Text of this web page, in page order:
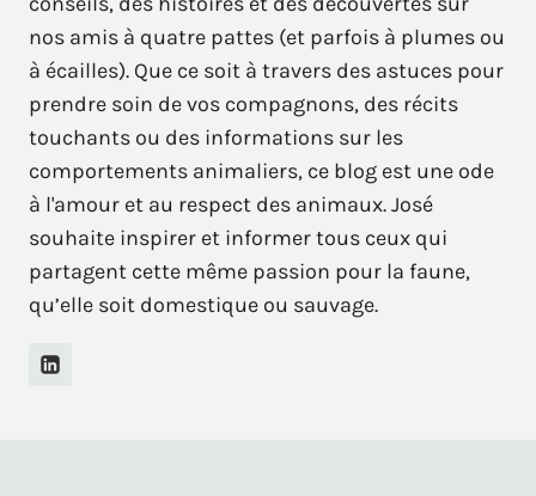
nos amis à quatre pattes (et parfois à plumes ou
à écailles). Que ce soit à travers des astuces pour
prendre soin de vos compagnons, des récits
touchants ou des informations sur les
comportements animaliers, ce blog est une ode
à l'amour et au respect des animaux. José
souhaite inspirer et informer tous ceux qui
partagent cette même passion pour la faune,
qu’elle soit domestique ou sauvage.